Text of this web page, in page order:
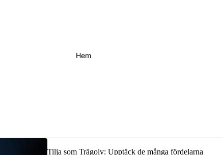
Hem
Tilja som Trägolv: Upptäck de många fördelarna